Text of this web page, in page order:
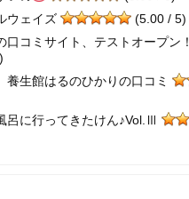
ウェイズ
(5.00 / 5)
口コミサイト、テストオープン！
生館はるのひかりの口コミ
呂に行ってきたけん♪Vol.Ⅲ